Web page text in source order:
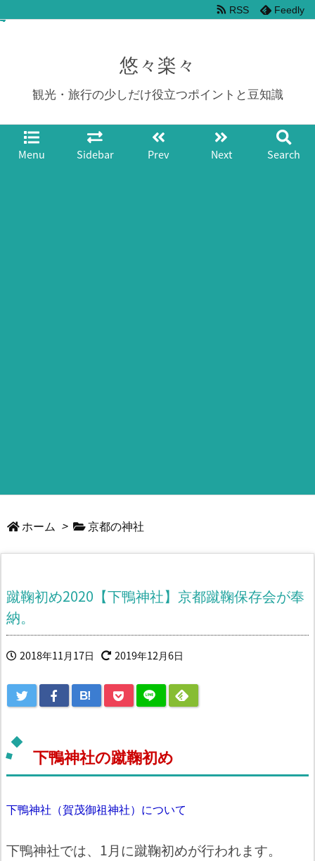
悠々楽々
観光・旅行の少しだけ役立つポイントと豆知識
Menu Sidebar Prev Next Search
RSS Feedly
ホーム > 京都の神社
蹴鞠初め2020【下鴨神社】京都蹴鞠保存会が奉
納。
2018年11月17日 2019年12月6日
B!
下鴨神社の蹴鞠初め
下鴨神社（賀茂御祖神社）について
下鴨神社では、1月に蹴鞠初めが行われます。